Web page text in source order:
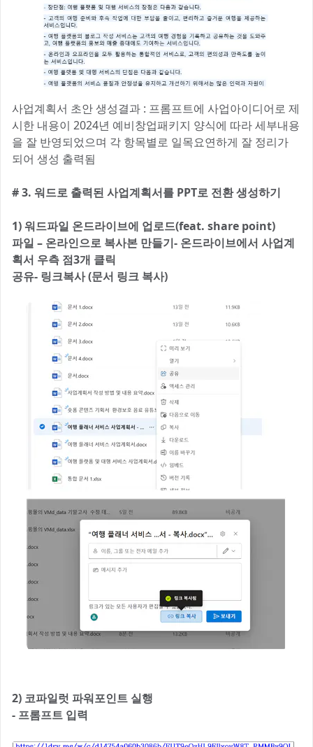
사업계획서 초안 생성결과 : 프롬프트에 사업아이디어로 제
시한 내용이 2024년 예비창업패키지 양식에 따라 세부내용
을 잘 반영되었으며 각 항목별로 일목요연하게 잘 정리가
되어 생성 출력됨
# 3. 워드로 출력된 사업계획서를 PPT로 전환 생성하기
1) 워드파일 온드라이브에 업로드(feat. share point)
파일 – 온라인으로 복사본 만들기- 온드라이브에서 사업계
획서 우측 점3개 클릭
공유- 링크복사 (문서 링크 복사)
2) 코파일럿 파워포인트 실행
- 프롬프트 입력